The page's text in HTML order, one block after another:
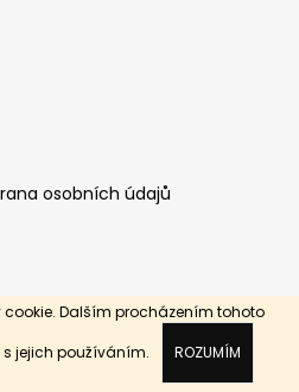
cookie. Dalším procházením tohoto
jejich používáním.
ROZUMÍM
osobních údajů